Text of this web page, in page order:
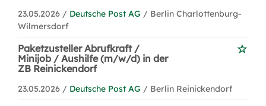
23.05.2026 / Deutsche Post AG / Berlin Charlottenburg-
Wilmersdorf
Paketzusteller Abrufkraft /
Minijob / Aushilfe (m/w/d) in der
ZB Reinickendorf
23.05.2026 / Deutsche Post AG / Berlin Reinickendorf